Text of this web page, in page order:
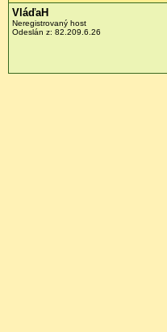
VláďaH
Neregistrovaný host
Odeslán z: 82.209.6.26